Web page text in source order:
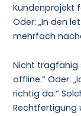
Kundenprojekt
Oder: „In den
mehrfach
Nicht tragfähig
offline.“ Oder:
richtig da.“
Rechtfertigung